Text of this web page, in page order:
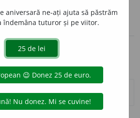
volume_up (2)
aniversară ne-ați ajuta să păstrăm
îndemâna tuturor și pe viitor.